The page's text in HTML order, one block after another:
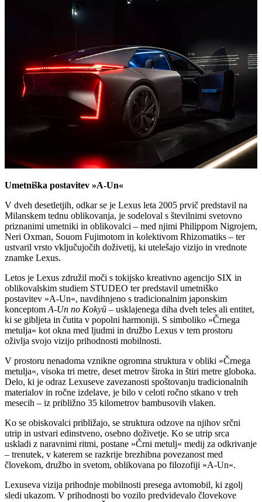
Umetniška postavitev »A-Un«
V dveh desetletjih, odkar se je Lexus leta 2005 prvič predstavil na
Milanskem tednu oblikovanja, je sodeloval s številnimi svetovno
priznanimi umetniki in oblikovalci – med njimi Philippom Nigrojem,
Neri Oxman, Souom Fujimotom in kolektivom Rhizomatiks – ter
ustvaril vrsto vključujočih doživetij, ki utelešajo vizijo in vrednote
znamke Lexus.
Letos je Lexus združil moči s tokijsko kreativno agencijo SIX in
oblikovalskim studiem STUDEO ter predstavil umetniško
postavitev »A-Un«, navdihnjeno s tradicionalnim japonskim
konceptom A-Un no Kokyū – usklajenega diha dveh teles ali entitet,
ki se gibljeta in čutita v popolni harmoniji. S simboliko »Črnega
metulja« kot okna med ljudmi in družbo Lexus v tem prostoru
oživlja svojo vizijo prihodnosti mobilnosti.
V prostoru nenadoma vznikne ogromna struktura v obliki »Črnega
metulja«, visoka tri metre, deset metrov široka in štiri metre globoka.
Delo, ki je odraz Lexuseve zavezanosti spoštovanju tradicionalnih
materialov in ročne izdelave, je bilo v celoti ročno stkano v treh
mesecih – iz približno 35 kilometrov bambusovih vlaken.
Ko se obiskovalci približajo, se struktura odzove na njihov srčni
utrip in ustvari edinstveno, osebno doživetje. Ko se utrip srca
uskladi z naravnimi ritmi, postane »Črni metulj« medij za odkrivanje
– trenutek, v katerem se razkrije brezhibna povezanost med
človekom, družbo in svetom, oblikovana po filozofiji »A-Un«.
Lexuseva vizija prihodnje mobilnosti presega avtomobil, ki zgolj
sledi ukazom. V prihodnosti bo vozilo predvidevalo človekove